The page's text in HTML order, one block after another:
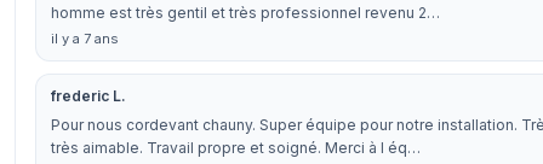
homme est très gentil et très professionnel revenu 2…
il y a 7 ans
frederic L.
Pour nous cordevant chauny. Super équipe pour notre installation.
très aimable. Travail propre et soigné. Merci à l éq…